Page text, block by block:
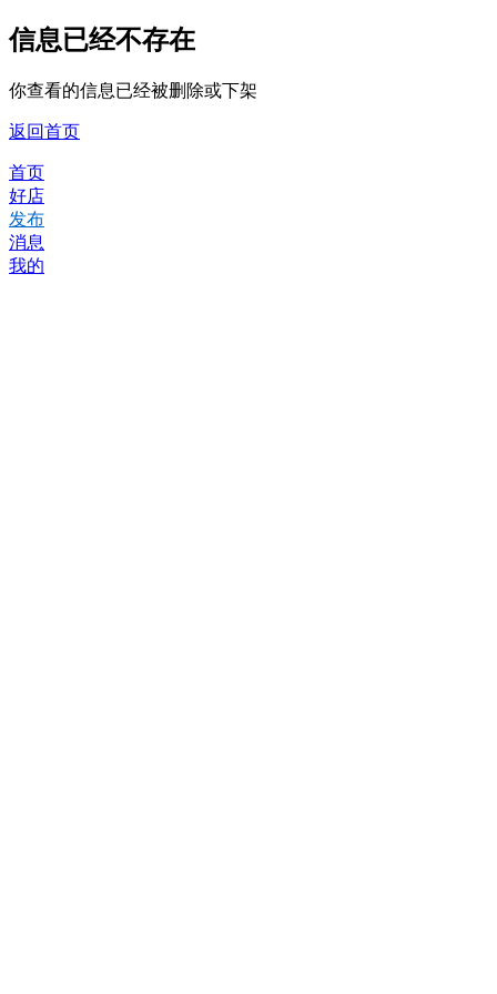
信息已经不存在
你查看的信息已经被删除或下架
返回首页
首页
好店
发布
消息
我的